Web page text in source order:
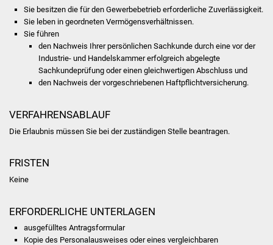
Bildung
Kindergärten
Lokale Agenda
Jugendhaus
Sie besitzen die für den Gewerbebetrieb erforderliche Zuverlässigkeit.
Sie leben in geordneten Vermögensverhältnissen.
Sie führen
den Nachweis Ihrer persönlichen Sachkunde durch eine vor der
Industrie- und Handelskammer erfolgreich abgelegte
Sachkundeprüfung oder einen gleichwertigen Abschluss und
den Nachweis der vorgeschriebenen Haftpflichtversicherung.
VERFAHRENSABLAUF
Die Erlaubnis müssen Sie bei der zuständigen Stelle beantragen.
FRISTEN
Keine
ERFORDERLICHE UNTERLAGEN
ausgefülltes Antragsformular
Kopie des Personalausweises oder eines vergleichbaren